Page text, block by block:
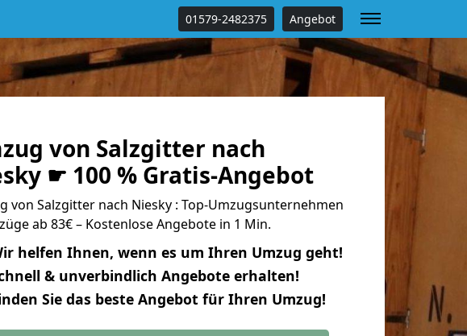
01579-2482375 Angebot
von Salzgitter nach
☛ 100 % Gratis-Angebot
von Salzgitter nach Niesky : Top-Umzugsunternehmen
ab 83€ – Kostenlose Angebote in 1 Min.
helfen Ihnen, wenn es um Ihren Umzug geht!
& unverbindlich Angebote erhalten!
Sie das beste Angebot für Ihren Umzug!